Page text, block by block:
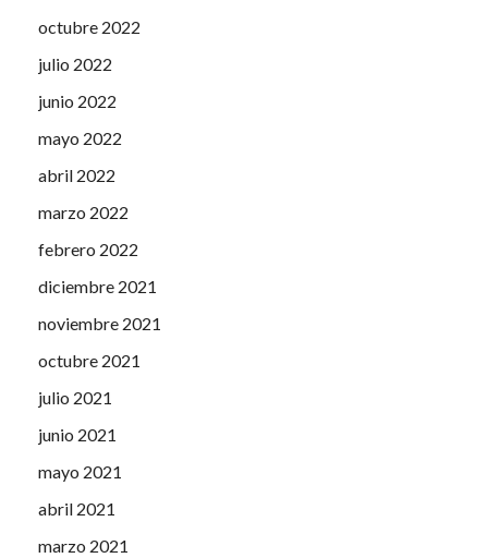
octubre 2022
julio 2022
junio 2022
mayo 2022
abril 2022
marzo 2022
febrero 2022
diciembre 2021
noviembre 2021
octubre 2021
julio 2021
junio 2021
mayo 2021
abril 2021
marzo 2021